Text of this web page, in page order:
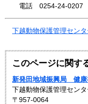
電話 0254-24-0207
下越動物保護管理セン
このページに関す
新発田地域振興局 健康
下越動物保護管理センタ
〒957-0064